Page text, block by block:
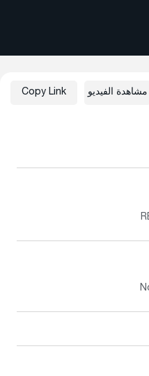
مشاهدة الفيديو Copy Link